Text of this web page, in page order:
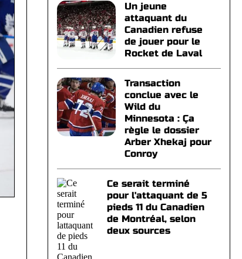
Un jeune
attaquant du
Canadien refuse
de jouer pour le
Rocket de Laval
Transaction
conclue avec le
Wild du
Minnesota : Ça
règle le dossier
Arber Xhekaj pour
Conroy
Ce serait terminé
pour l'attaquant de 5
pieds 11 du Canadien
de Montréal, selon
deux sources